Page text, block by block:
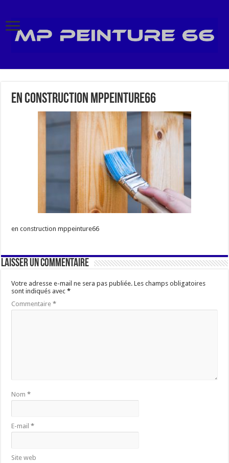
en construction mppeinture66
en construction mppeinture66
Laisser un commentaire
Votre adresse e-mail ne sera pas publiée. Les champs obligatoires
sont indiqués avec*
Commentaire*
Nom*
E-mail*
Site web